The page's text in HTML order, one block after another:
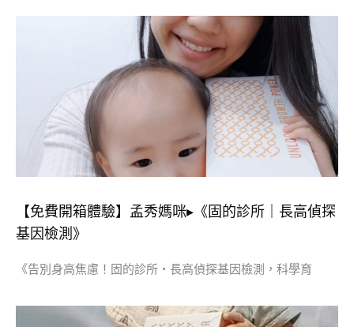
【免費開箱體驗】孟秀媽咪▸《固的診所｜長高偵探
基因檢測》
《告別身高焦慮！固的診所・長高偵探基因檢測，科學育